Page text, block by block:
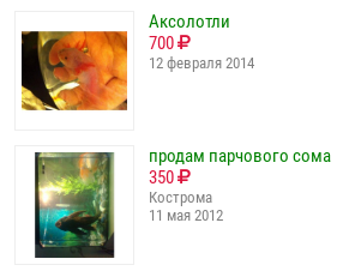
Аксолотли
700
12 февраля 2014
продам парчового сома
350
Кострома
11 мая 2012